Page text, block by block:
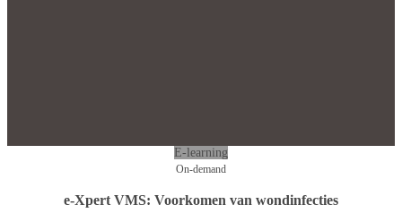
E-learning
On-demand
e-Xpert VMS: Voorkomen van wondinfecties